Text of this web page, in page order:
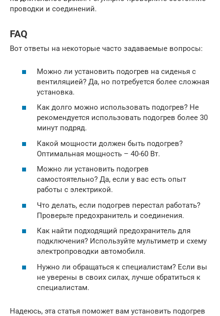
проводки и соединений.
FAQ
Вот ответы на некоторые часто задаваемые вопросы:
Можно ли установить подогрев на сиденья с
вентиляцией? Да, но потребуется более сложная
установка.
Как долго можно использовать подогрев? Не
рекомендуется использовать подогрев более 30
минут подряд.
Какой мощности должен быть подогрев?
Оптимальная мощность – 40-60 Вт.
Можно ли установить подогрев
самостоятельно? Да, если у вас есть опыт
работы с электрикой.
Что делать, если подогрев перестал работать?
Проверьте предохранитель и соединения.
Как найти подходящий предохранитель для
подключения? Используйте мультиметр и схему
электропроводки автомобиля.
Нужно ли обращаться к специалистам? Если вы
не уверены в своих силах, лучше обратиться к
специалистам.
Надеюсь, эта статья поможет вам установить подогрев